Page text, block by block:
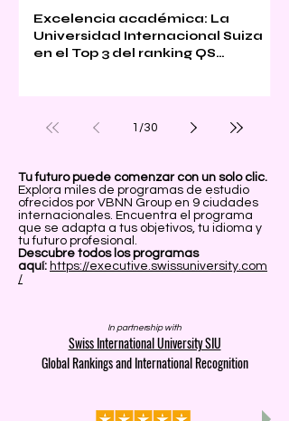
Excelencia académica: La
Universidad Internacional Suiza
en el Top 3 del ranking QS
1 /30
Tu futuro puede comenzar con un solo clic.
Explora miles de programas de estudio
ofrecidos por VBNN Group en 9 ciudades
internacionales. Encuentra el programa
que se adapta a tus objetivos, tu idioma y
tu futuro profesional.
Descubre todos los programas
aquí: https://executive.swissuniversity.com
/
In partnership with
Swiss International University SIU
Global Rankings and International Recognition